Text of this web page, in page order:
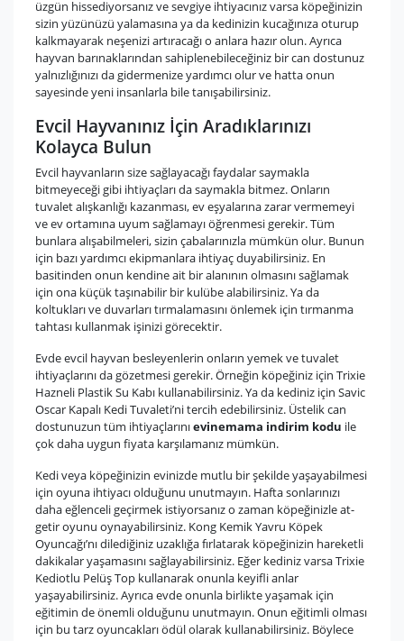
üzgün hissediyorsanız ve sevgiye ihtiyacınız varsa köpeğinizin
sizin yüzünüzü yalamasına ya da kedinizin kucağınıza oturup
kalkmayarak neşenizi artıracağı o anlara hazır olun. Ayrıca
hayvan barınaklarından sahiplenebileceğiniz bir can dostunuz
yalnızlığınızı da gidermenize yardımcı olur ve hatta onun
sayesinde yeni insanlarla bile tanışabilirsiniz.
Evcil Hayvanınız İçin Aradıklarınızı
Kolayca Bulun
Evcil hayvanların size sağlayacağı faydalar saymakla
bitmeyeceği gibi ihtiyaçları da saymakla bitmez. Onların
tuvalet alışkanlığı kazanması, ev eşyalarına zarar vermemeyi
ve ev ortamına uyum sağlamayı öğrenmesi gerekir. Tüm
bunlara alışabilmeleri, sizin çabalarınızla mümkün olur. Bunun
için bazı yardımcı ekipmanlara ihtiyaç duyabilirsiniz. En
basitinden onun kendine ait bir alanının olmasını sağlamak
için ona küçük taşınabilir bir kulübe alabilirsiniz. Ya da
koltukları ve duvarları tırmalamasını önlemek için tırmanma
tahtası kullanmak işinizi görecektir.
Evde evcil hayvan besleyenlerin onların yemek ve tuvalet
ihtiyaçlarını da gözetmesi gerekir. Örneğin köpeğiniz için Trixie
Hazneli Plastik Su Kabı kullanabilirsiniz. Ya da kediniz için Savic
Oscar Kapalı Kedi Tuvaleti’ni tercih edebilirsiniz. Üstelik can
dostunuzun tüm ihtiyaçlarınıevinemama indirim kodu ile
çok daha uygun fiyata karşılamanız mümkün.
Kedi veya köpeğinizin evinizde mutlu bir şekilde yaşayabilmesi
için oyuna ihtiyacı olduğunu unutmayın. Hafta sonlarınızı
daha eğlenceli geçirmek istiyorsanız o zaman köpeğinizle at-
getir oyunu oynayabilirsiniz. Kong Kemik Yavru Köpek
Oyuncağı’nı dilediğiniz uzaklığa fırlatarak köpeğinizin hareketli
dakikalar yaşamasını sağlayabilirsiniz. Eğer kediniz varsa Trixie
Kediotlu Pelüş Top kullanarak onunla keyifli anlar
yaşayabilirsiniz. Ayrıca evde onunla birlikte yaşamak için
eğitimin de önemli olduğunu unutmayın. Onun eğitimli olması
için bu tarz oyuncakları ödül olarak kullanabilirsiniz. Böylece